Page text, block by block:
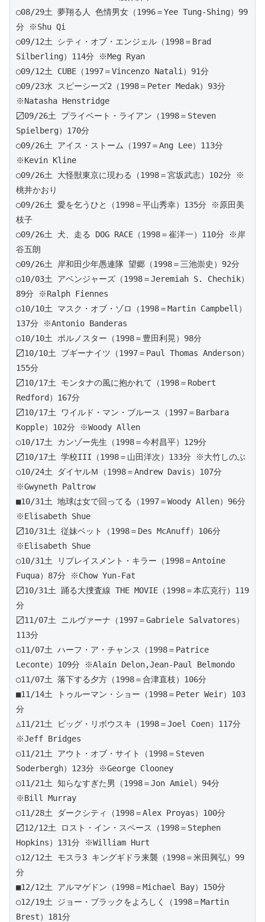
○08/29土 夢翔る人 色情男女（1996＝Yee Tung-Shing）99
分 ※Shu Qi
○09/12土 シティ・オブ・エンジェル（1998＝Brad
Silberling）114分 ※Meg Ryan
○09/12土 CUBE（1997＝Vincenzo Natali）91分
○09/23水 スピーシーズ2（1998＝Peter Medak）93分
※Natasha Henstridge
〼09/26土 プライベート・ライアン（1998＝Steven
Spielberg）170分
○09/26土 アイス・ストーム（1997＝Ang Lee）113分
※Kevin Kline
○09/26土 大怪獣東京に現わる（1998＝宮坂武志）102分 ※
桃井かおり
○09/26土 愛を乞うひと（1998＝平山秀幸）135分 ※原田美
枝子
○09/26土 犬、走る DOG RACE（1998＝崔洋一）110分 ※岸
谷五朗
○09/26土 岸和田少年愚連隊 望郷（1998＝三池崇史）92分
○10/03土 アベンジャーズ（1998＝Jeremiah S. Chechik）
89分 ※Ralph Fiennes
○10/10土 マスク・オブ・ゾロ（1998＝Martin Campbell）
137分 ※Antonio Banderas
○10/10土 ポルノスター（1998＝豊田利晃）98分
〼10/10土 ブギーナイツ（1997＝Paul Thomas Anderson）
155分
〼10/17土 モンタナの風に抱かれて（1998＝Robert
Redford）167分
〼10/17土 ワイルド・マン・ブルース（1997＝Barbara
Kopple）102分 ※Woody Allen
○10/17土 カンゾー先生（1998＝今村昌平）129分
〼10/17土 学校III（1998＝山田洋次）133分 ※大竹しのぶ
○10/24土 ダイヤルＭ（1998＝Andrew Davis）107分
※Gwyneth Paltrow
■10/31土 地球は女で回ってる（1997＝Woody Allen）96分
※Elisabeth Shue
〼10/31土 従妹ベット（1998＝Des McAnuff）106分
※Elisabeth Shue
○10/31土 リプレイスメント・キラー（1998＝Antoine
Fuqua）87分 ※Chow Yun-Fat
〼10/31土 踊る大捜査線 THE MOVIE（1998＝本広克行）119
分
〼11/07土 ニルヴァーナ（1997＝Gabriele Salvatores）
113分
○11/07土 ハーフ・ア・チャンス（1998＝Patrice
Leconte）109分 ※Alain Delon,Jean-Paul Belmondo
○11/07土 落下する夕方（1998＝合津直枝）106分
■11/14土 トゥルーマン・ショー（1998＝Peter Weir）103
分
△11/21土 ビッグ・リボウスキ（1998＝Joel Coen）117分
※Jeff Bridges
○11/21土 アウト・オブ・サイト（1998＝Steven
Soderbergh）123分 ※George Clooney
○11/21土 知らなすぎた男（1998＝Jon Amiel）94分
※Bill Murray
○11/28土 ダークシティ（1998＝Alex Proyas）100分
〼12/12土 ロスト・イン・スペース（1998＝Stephen
Hopkins）131分 ※William Hurt
○12/12土 モスラ3 キングギドラ来襲（1998＝米田興弘）99
分
■12/12土 アルマゲドン（1998＝Michael Bay）150分
○12/19土 ジョー・ブラックをよろしく（1998＝Martin
Brest）181分